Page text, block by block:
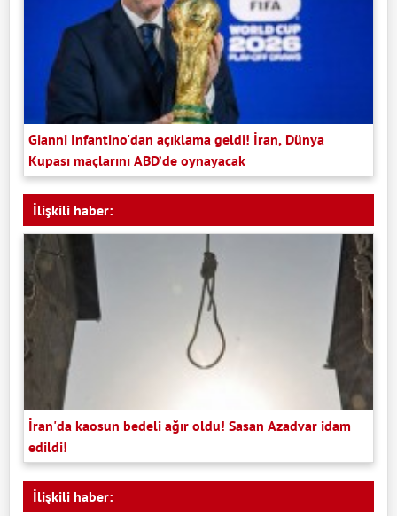
Gianni Infantino'dan açıklama geldi! İran, Dünya
Kupası maçlarını ABD’de oynayacak
İlişkili haber:
İran'da kaosun bedeli ağır oldu! Sasan Azadvar idam
edildi!
İlişkili haber: